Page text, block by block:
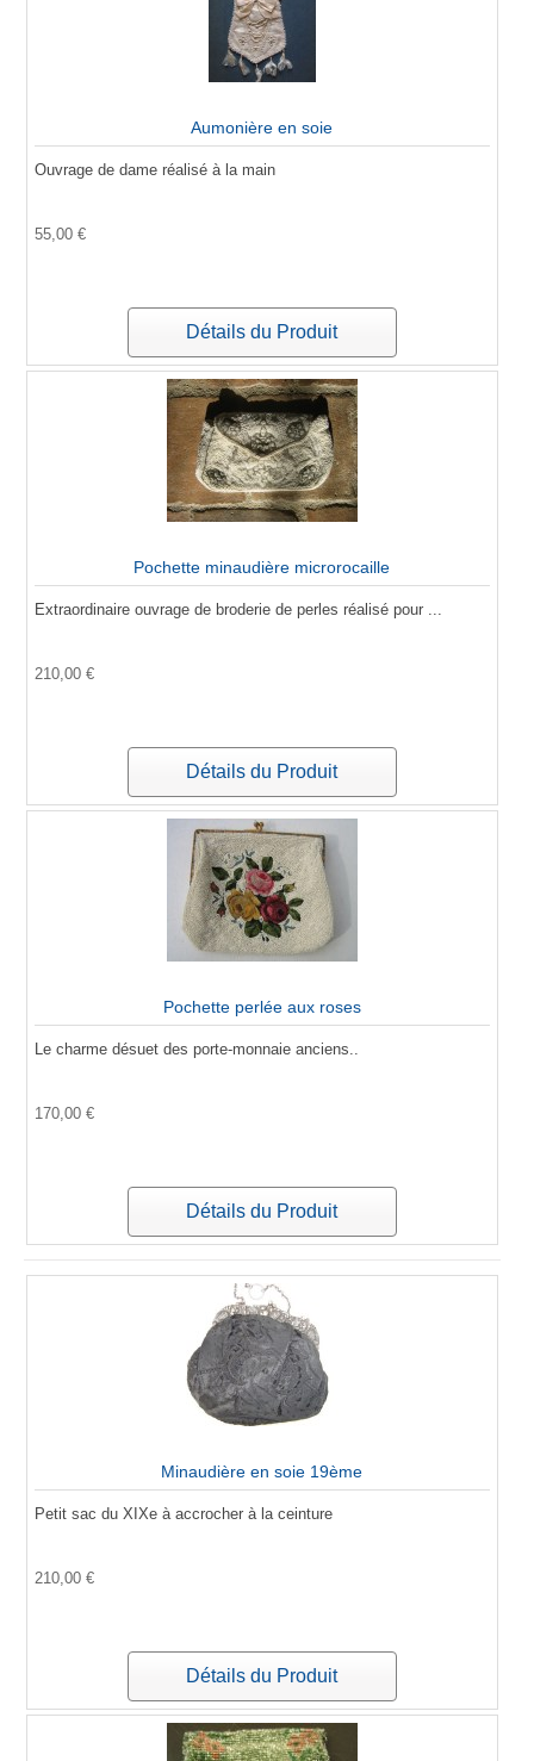
Aumonière en soie
Ouvrage de dame réalisé à la main
55,00 €
Détails du Produit
Pochette minaudière microrocaille
Extraordinaire ouvrage de broderie de perles réalisé pour ...
210,00 €
Détails du Produit
Pochette perlée aux roses
Le charme désuet des porte-monnaie anciens..
170,00 €
Détails du Produit
Minaudière en soie 19ème
Petit sac du XIXe à accrocher à la ceinture
210,00 €
Détails du Produit